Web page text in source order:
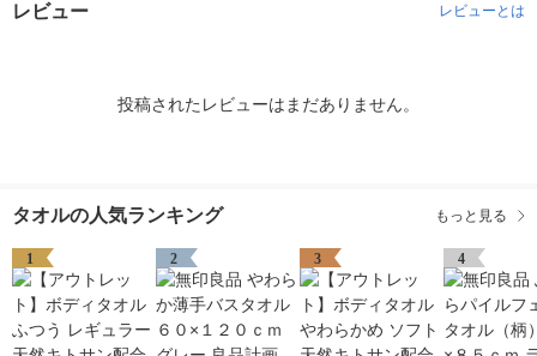
レビュー レビューとは
投稿されたレビューはまだありません。
タオルの人気ランキング もっと見る
1 2 3 4